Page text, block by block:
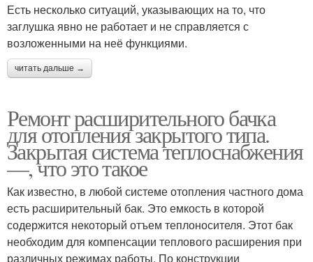
Есть несколько ситуаций, указывающих на то, что
заглушка явно не работает и не справляется с
возложенными на неё функциями.
читать дальше →
Ремонт расширительного бачка
для отопления закрытого типа.
Закрытая система теплоснабжения
—, что это такое
Как известно, в любой системе отопления частного дома
есть расширительный бак. Это емкость в которой
содержится некоторый отъем теплоносителя. Этот бак
необходим для компенсации теплового расширения при
различных режимах работы. По конструкции